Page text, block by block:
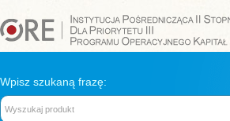
Wpisz szukaną frazę: